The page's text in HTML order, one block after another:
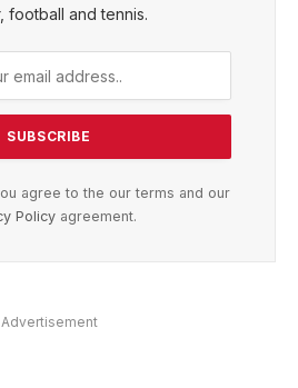
football and tennis.
agree to the our terms and our
Policyagreement.
Advertisement